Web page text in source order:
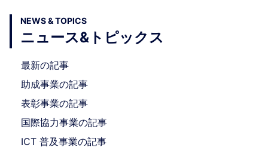
NEWS & TOPICS
ニュース&トピックス
最新の記事
助成事業の記事
表彰事業の記事
国際協力事業の記事
ICT 普及事業の記事